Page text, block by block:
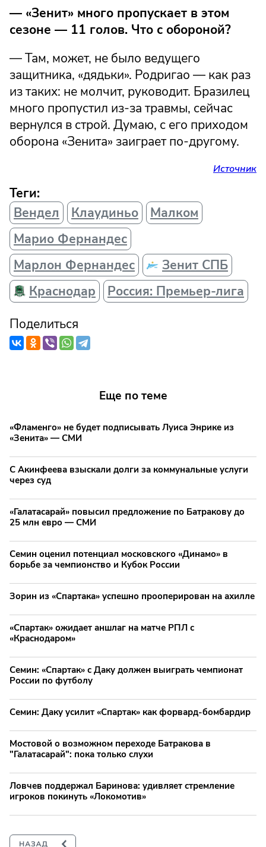
— «Зенит» много пропускает в этом
сезоне — 11 голов. Что с обороной?
— Там, может, не было ведущего
защитника, «дядьки». Родригао — как раз
из таких: не молчит, руководит. Бразилец
много пропустил из-за травмы, сейчас
вернулся в строй. Думаю, с его приходом
оборона «Зенита» заиграет по-другому.
Источник
Теги:
Вендел
Клаудиньо
Малком
Марио Фернандес
Марлон Фернандес
Зенит СПБ
Краснодар
Россия: Премьер-лига
Поделиться
Еще по теме
«Фламенго» не будет подписывать Луиса Энрике из
«Зенита» — СМИ
С Акинфеева взыскали долги за коммунальные услуги
через суд
«Галатасарай» повысил предложение по Батракову до
25 млн евро — СМИ
Семин оценил потенциал московского «Динамо» в
борьбе за чемпионство и Кубок России
Зорин из «Спартака» успешно прооперирован на ахилле
«Спартак» ожидает аншлаг на матче РПЛ с
«Краснодаром»
Семин: «Спартак» с Даку должен выиграть чемпионат
России по футболу
Семин: Даку усилит «Спартак» как форвард-бомбардир
Мостовой о возможном переходе Батракова в
"Галатасарай": пока только слухи
Ловчев поддержал Баринова: удивляет стремление
игроков покинуть «Локомотив»